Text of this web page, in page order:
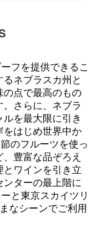
フを提供できるこ
ネブラスカ州と
の点で最高のもの
さらに、ネブラ
を最大限に引き
をはじめ世界中か
のフルーツを使っ
豊富な品ぞろえ
とワインを引き立
ターの最上階に
と東京スカイツリ
なシーンでご利用